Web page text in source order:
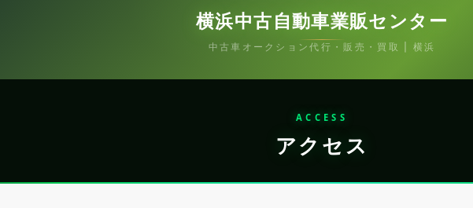
横浜中古自動車業販センター
中古車オークション代行・販売・買取 | 横浜
ACCESS
アクセス